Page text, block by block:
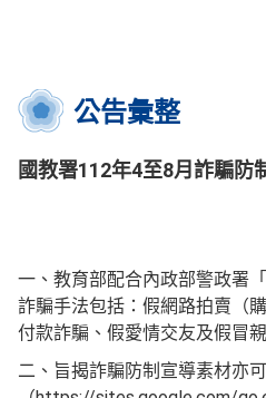
公告彙整
國教署112年4至8月詐騙防
一、教育部配合內政部警政署
詐騙手法包括：假網路拍賣（
付款詐騙、假愛情交友及假冒
二、旨揭詐騙防制宣導素材亦